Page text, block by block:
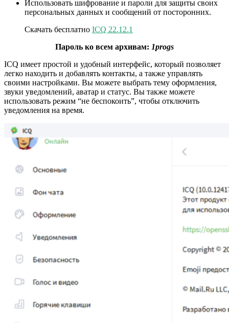
Использовать шифрование и пароли для защиты своих
персональных данных и сообщений от посторонних.
Скачать бесплатно ICQ 22.12.1
Пароль ко всем архивам: 1progs
ICQ имеет простой и удобный интерфейс, который позволяет
легко находить и добавлять контакты, а также управлять
своими настройками. Вы можете выбрать тему оформления,
звуки уведомлений, аватар и статус. Вы также можете
использовать режим “не беспокоить”, чтобы отключить
уведомления на время.